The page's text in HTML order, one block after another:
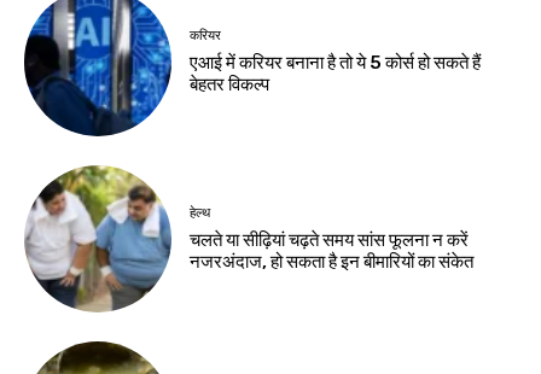
झारखंड न्यूज़
जेपीएससी-जेएसएससी
सुधार पर सरकार ने
छात्रों से मांगे सुझाव
Birsa Bhumi Live
August 8, 2026
नवीनतम लेख